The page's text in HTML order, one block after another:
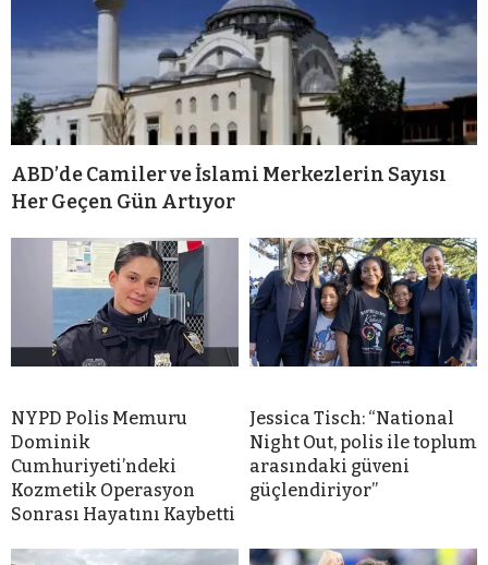
ABD’de Camiler ve İslami Merkezlerin Sayısı
Her Geçen Gün Artıyor
NYPD Polis Memuru
Dominik
Cumhuriyeti’ndeki
Kozmetik Operasyon
Sonrası Hayatını Kaybetti
Jessica Tisch: “National
Night Out, polis ile toplum
arasındaki güveni
güçlendiriyor”